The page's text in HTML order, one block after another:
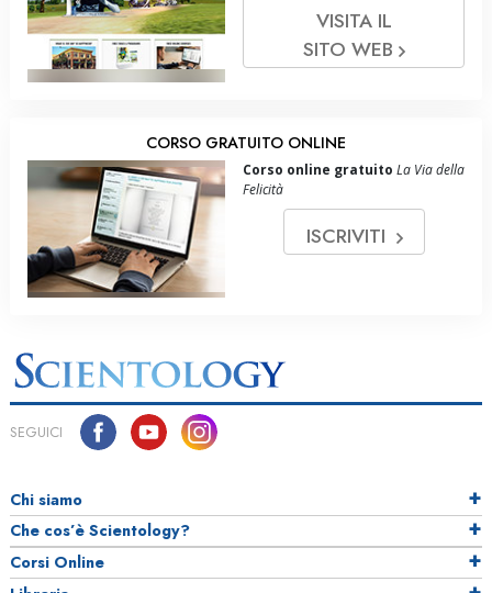
VISITA IL
SITO WEB
CORSO GRATUITO ONLINE
Corso online gratuito La Via della
Felicità
ISCRIVITI
SEGUICI
Chi siamo
Che cos’è Scientology?
Corsi Online